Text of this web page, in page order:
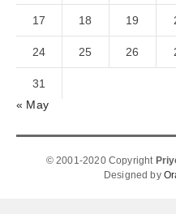
17 18 19
24 25 26
31
« May
© 2001-2020 Copyright
Designed by